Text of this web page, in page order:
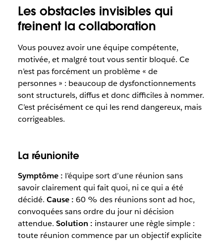
Les obstacles invisibles qui
freinent la collaboration
Vous pouvez avoir une équipe compétente,
motivée, et malgré tout vous sentir bloqué. Ce
n’est pas forcément un problème « de
personnes » : beaucoup de dysfonctionnements
sont structurels, diffus et donc difficiles à nommer.
C’est précisément ce qui les rend dangereux, mais
corrigeables.
La réunionite
Symptôme : l’équipe sort d’une réunion sans
savoir clairement qui fait quoi, ni ce qui a été
décidé. Cause : 60 % des réunions sontad hoc,
convoquées sans ordre du jour ni décision
attendue. Solution : instaurer une règle simple :
toute réunion commence par un objectif explicite